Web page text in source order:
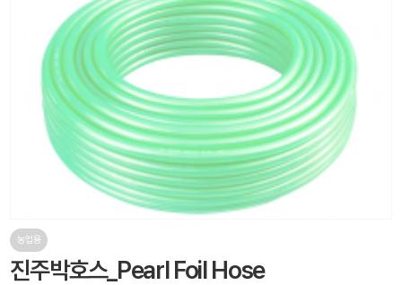
농업용
진주박호스_Pearl Foil Hose